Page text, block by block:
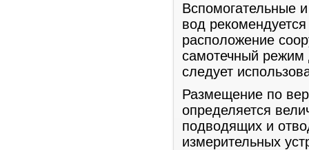
Вспомогательные
вод
расположение
самотечный режим
следует
Размещение по
определяется
подводящих и
измерительных